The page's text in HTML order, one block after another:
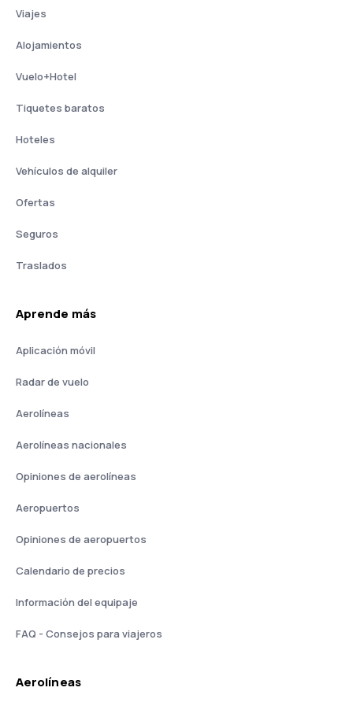
Viajes
Alojamientos
Vuelo+Hotel
Tiquetes baratos
Hoteles
Vehículos de alquiler
Ofertas
Seguros
Traslados
Aprende más
Aplicación móvil
Radar de vuelo
Aerolíneas
Aerolíneas nacionales
Opiniones de aerolíneas
Aeropuertos
Opiniones de aeropuertos
Calendario de precios
Información del equipaje
FAQ - Consejos para viajeros
Aerolíneas